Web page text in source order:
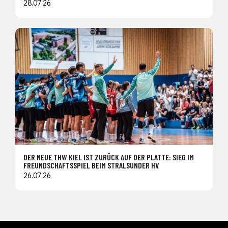
28.07.26
DER NEUE THW KIEL IST ZURÜCK AUF DER PLATTE: SIEG IM
FREUNDSCHAFTSSPIEL BEIM STRALSUNDER HV
26.07.26